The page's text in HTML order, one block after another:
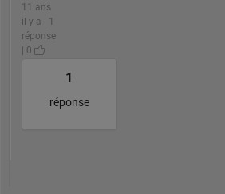
11 ans
il y a | 1
réponse
| 0
1
réponse